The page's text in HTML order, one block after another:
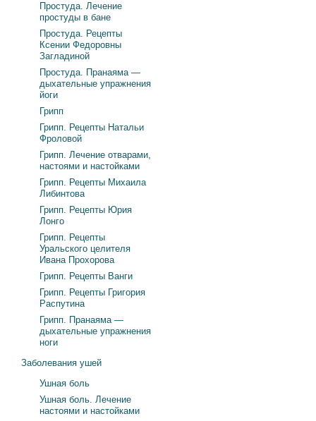
Простуда. Лечение
простуды в бане
Простуда. Рецепты
Ксении Федоровны
Загладиной
Простуда. Пранаяма —
дыхательные упражнения
йоги
Грипп
Грипп. Рецепты Натальи
Фроловой
Грипп. Лечение отварами,
настоями и настойками
Грипп. Рецепты Михаила
Либинтова
Грипп. Рецепты Юрия
Лонго
Грипп. Рецепты
Уральского целителя
Ивана Прохорова
Грипп. Рецепты Ванги
Грипп. Рецепты Григория
Распутина
Грипп. Пранаяма —
дыхательные упражнения
ноги
Заболевания ушей
Ушная боль
Ушная боль. Лечение
настоями и настойками